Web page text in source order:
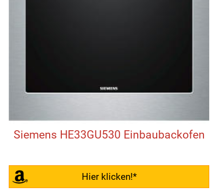
Siemens HE33GU530 Einbaubackofen
Hier klicken!*